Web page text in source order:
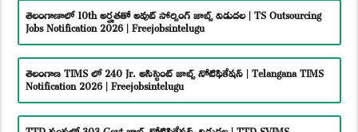
తెలంగాణాలో 10th అర్హతతో అవుట్ సోర్సింగ్ జాబ్స్ విడుదల | TS Outsourcing
Jobs Notification 2026 | Freejobsintelugu
తెలంగాణ TIMS లో 240 Jr. అసిస్టెంట్ జాబ్స్ నోటిఫికేషన్ | Telangana TIMS
Notification 2026 | Freejobsintelugu